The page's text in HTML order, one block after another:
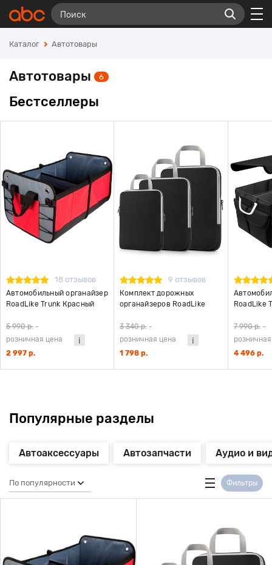
Каталог Автотовары
Автотовары 6
Бестселлеры
18 отзывов
Автомобильный органайзер
RoadLike Trunk Красный
5 990 р. -
розничная цена
2 997 р.
9 отзывов
Комплект дорожных
органайзеров RoadLike
3 340 р. -
розничная цена
1 798 р.
RoadLike
7 990 р. -
4 496 р.
Популярные разделы
Автоаксессуары Автозапчасти Аудио и
По популярности Фильтры